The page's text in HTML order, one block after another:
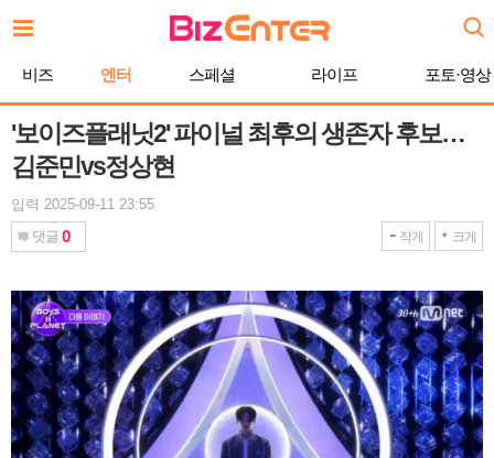
문
비즈 엔터 스페셜 라이프 포토·영상
'보이즈플래닛2' 파이널 최후의 생존자 후보…
김준민vs정상현
입력 2025-09-11 23:55
댓글 0 작게 크게